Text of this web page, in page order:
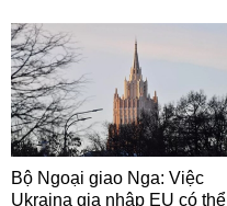
Bộ Ngoại giao Nga: Việc
Ukraina gia nhập EU có thể